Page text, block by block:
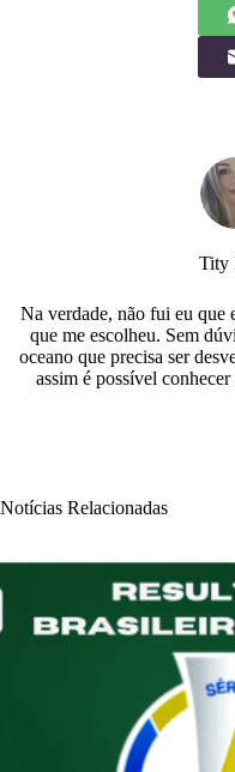
Tity
Na verdade, não fui eu que
que me escolheu. Sem
oceano que precisa ser
assim é possível
Notícias Relacionadas